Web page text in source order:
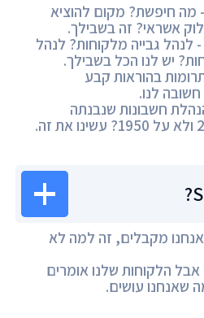
מה חיפשת? מקום להוציא
אשראי? זה בשבילך.
- לנהל גבייה מלקוחות? לנהל
יש לנו הכל בשבילך.
בהוראות קבע
לנו.
חשבונות שנבנתה
במחשבה על שנת 2050 ולא על 1950? עשינו את זה.
מקבלים, זה למה לא
אבל הלקוחות שלנו אומרים
שאנחנו עושים.